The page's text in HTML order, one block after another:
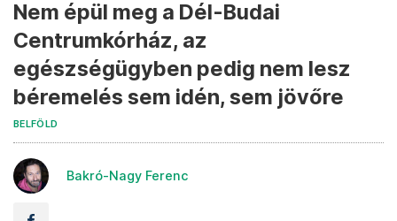
Nem épül meg a Dél-Budai
Centrumkórház, az
egészségügyben pedig nem lesz
béremelés sem idén, sem jövőre
BELFÖLD
Bakró-Nagy Ferenc